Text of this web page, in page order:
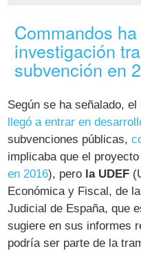
Commandos
investigación
subvención en
Según se ha señalado,
llegó a entrar en
subvenciones públicas,
implicaba que el
en 2016), pero la UDEF
Económica y Fiscal, de
Judicial de España, que
sugiere en sus informes
podría ser parte de la